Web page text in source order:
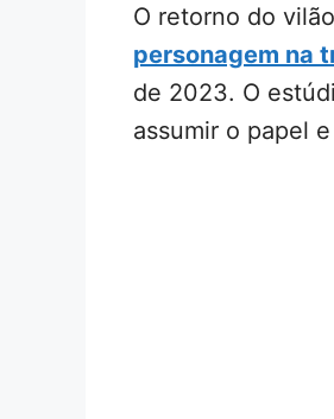
O retorno do
personagem na
de 2023. O
assumir o papel